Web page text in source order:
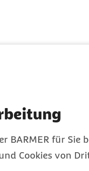
BARMER für Sie
Cookies von